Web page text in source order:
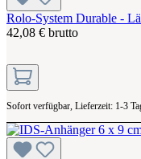
Rolo-System Durable -
42,08 € brutto
Sofort verfügbar, Lieferzeit: 1-3